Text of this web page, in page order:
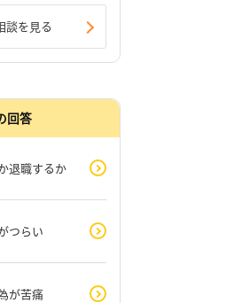
談を見る
回答
退職するか
つらい
が苦痛